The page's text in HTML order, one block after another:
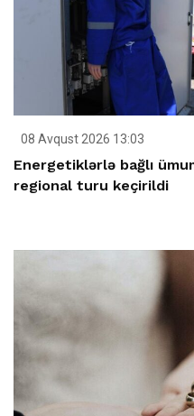
08 Avqust 2026 13:03
Energetiklərlə bağlı
regional turu keçirildi